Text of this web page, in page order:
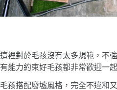
這裡對於毛孩沒有太多規範，不
有能力約束好毛孩都非常歡迎一
毛孩搭配廢墟風格，完全不違和